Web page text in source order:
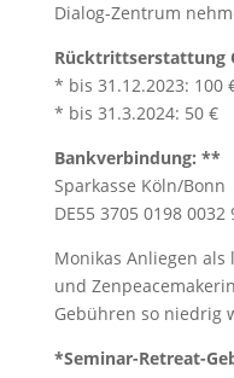
Dialog-Zentrum
Rücktrittserstattung
* bis 31.12.2023: 100
* bis 31.3.2024: 50 €
Bankverbindung: **
Sparkasse Köln/Bonn
DE55 3705 0198 0032
Monikas Anliegen
und
Gebühren so niedrig
*Seminar-Retreat-